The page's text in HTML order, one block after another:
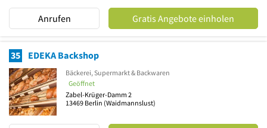
Anrufen Gratis Angebote einholen
35 EDEKA Backshop
Bäckerei, Supermarkt & Backwaren
Geöffnet
Zabel-Krüger-Damm 2
13469 Berlin (Waidmannslust)